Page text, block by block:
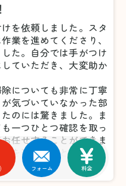
を依頼しました。スタ
業を進めてくださり、
た。自分では手がつけ
ていただき、大変助か
についても非常に丁寧
気づいていなかった部
のには驚きました。ま
一つひとつ確認を取っ
任せすることができま
を迎えることができ、
フォーム 料金